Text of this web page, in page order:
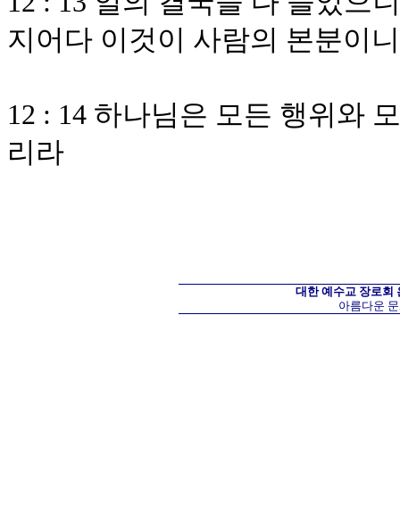
지어다 이것이 사람의 본분이
12 : 14 하나님은 모든 행위와
리라
대한 예수교 장로회
아름다운